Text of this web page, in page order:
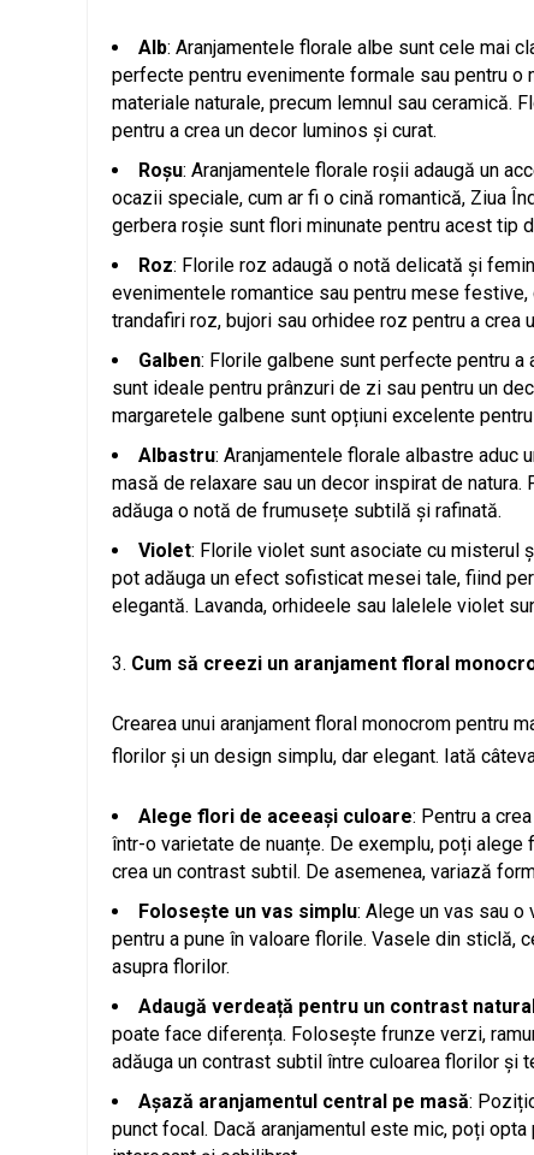
Alb: Aranjamentele florale albe sunt cele mai
perfecte pentru evenimente formale sau pentru
materiale naturale, precum lemnul sau ceramică.
pentru a crea un decor luminos și curat.
Roșu: Aranjamentele florale roșii adaugă un
ocazii speciale, cum ar fi o cină romantică, Ziua
gerbera roșie sunt flori minunate pentru acest tip
Roz: Florile roz adaugă o notă delicată și
evenimentele romantice sau pentru mese
trandafiri roz, bujori sau orhidee roz pentru a crea
Galben: Florile galbene sunt perfecte pentru
sunt ideale pentru prânzuri de zi sau pentru un
margaretele galbene sunt opțiuni excelente
Albastru: Aranjamentele florale albastre aduc
masă de relaxare sau un decor inspirat de
adăuga o notă de frumusețe subtilă și rafinată.
Violet: Florile violet sunt asociate cu misterul
pot adăuga un efect sofisticat mesei tale, fiind
elegantă. Lavanda, orhideele sau lalelele violet
Cum să creezi un aranjament floral
Crearea unui aranjament floral monocrom pentru
florilor și un design simplu, dar elegant. Iată
Alege flori de aceeași culoare: Pentru a
într-o varietate de nuanțe. De exemplu, poți
crea un contrast subtil. De asemenea, variază
Folosește un vas simplu: Alege un vas sau
pentru a pune în valoare florile. Vasele din sticlă,
asupra florilor.
Adaugă verdeață pentru un contrast
poate face diferența. Folosește frunze verzi,
adăuga un contrast subtil între culoarea florilor și
Așază aranjamentul central pe masă:
punct focal. Dacă aranjamentul este mic, poți